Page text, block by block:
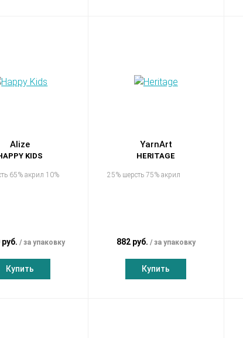
Alize
KIDS
65% акрил 10%
руб. за упаковку
Купить
YarnArt
HERITAGE
25% шерсть 75% акрил
882 руб. за упаковку
Купить